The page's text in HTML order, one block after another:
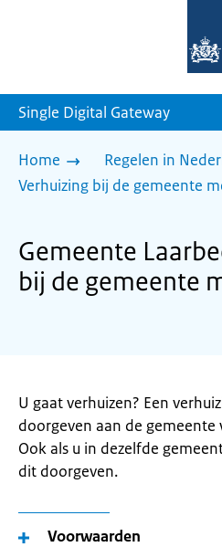
homepage
Single Digital Gateway
Home
Regelen in
Verhuizing bij de gemeente
Gemeente
bij de gemeente
U gaat verhuizen? Een
doorgeven aan de
Ook als u in dezelfde
dit doorgeven.
Voorwaarden